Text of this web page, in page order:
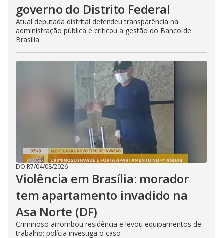
governo do Distrito Federal
Atual deputada distrital defendeu transparência na
administração pública e criticou a gestão do Banco de
Brasília
DO R7/04/08/2026
Violência em Brasília: morador
tem apartamento invadido na
Asa Norte (DF)
Criminoso arrombou residência e levou equipamentos de
trabalho; polícia investiga o caso